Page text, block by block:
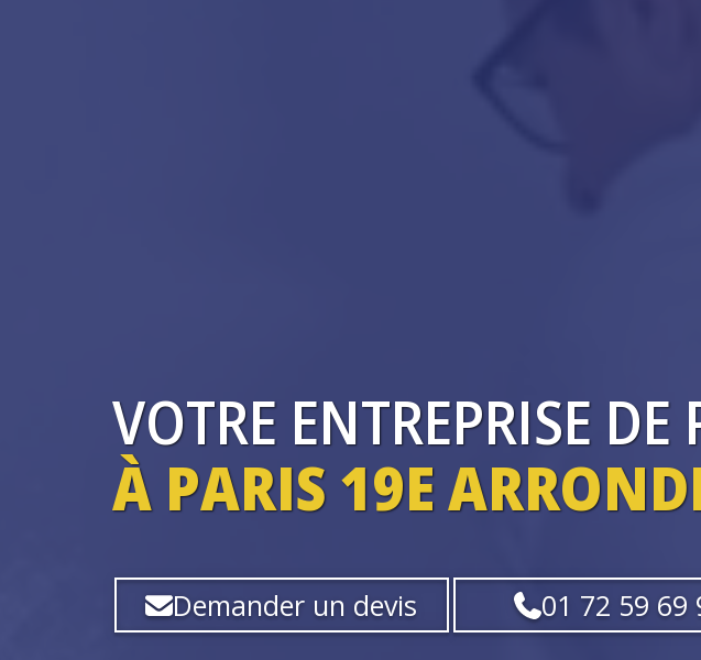
VOTRE ENTREPRISE DE
À PARIS 19E
Demander un devis 01 72 59 69